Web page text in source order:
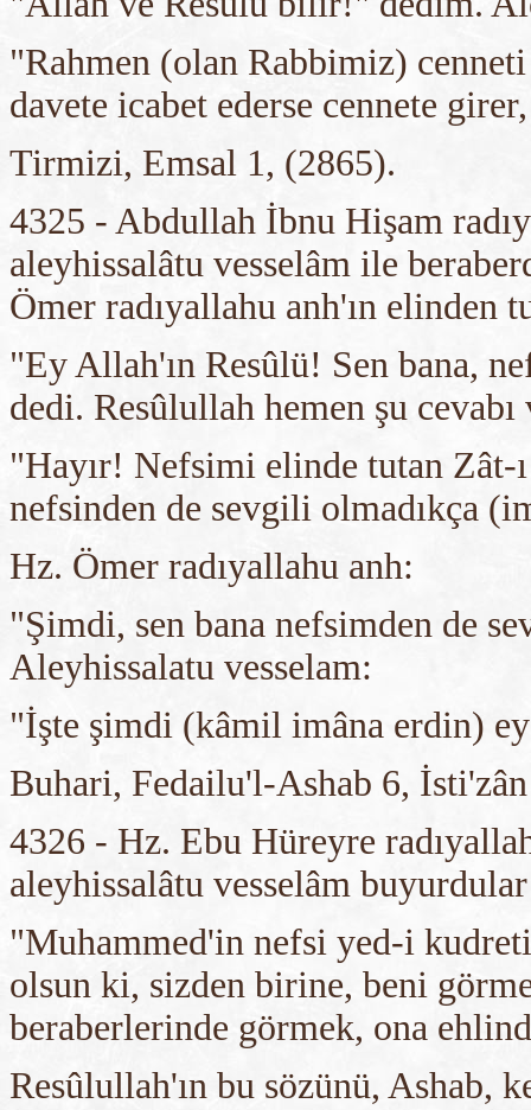
"Rahmen (olan Rabbimiz)
davete icabet ederse cennete
Tirmizi, Emsal 1, (2865).
4325 - Abdullah İbnu Hişam
aleyhissalâtu vesselâm ile
Ömer radıyallahu anh'ın elinden
"Ey Allah'ın Resûlü! Sen bana,
dedi. Resûlullah hemen şu
"Hayır! Nefsimi elinde tutan Zât-
nefsinden de sevgili olmadıkça
Hz. Ömer radıyallahu anh:
"Şimdi, sen bana nefsimden de
Aleyhissalatu vesselam:
"İşte şimdi (kâmil imâna erdin)
Buhari, Fedailu'l-Ashab 6,
4326 - Hz. Ebu Hüreyre
aleyhissalâtu vesselâm
"Muhammed'in nefsi yed-i
olsun ki, sizden birine, beni
beraberlerinde görmek, ona
Resûlullah'ın bu sözünü, Ashab,